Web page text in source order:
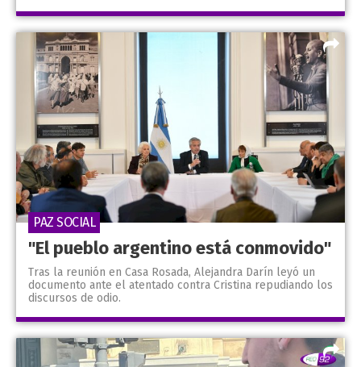
"El pueblo argentino está conmovido"
Tras la reunión en Casa Rosada, Alejandra Darín leyó un
documento ante el atentado contra Cristina repudiando los
discursos de odio.
PAZ SOCIAL